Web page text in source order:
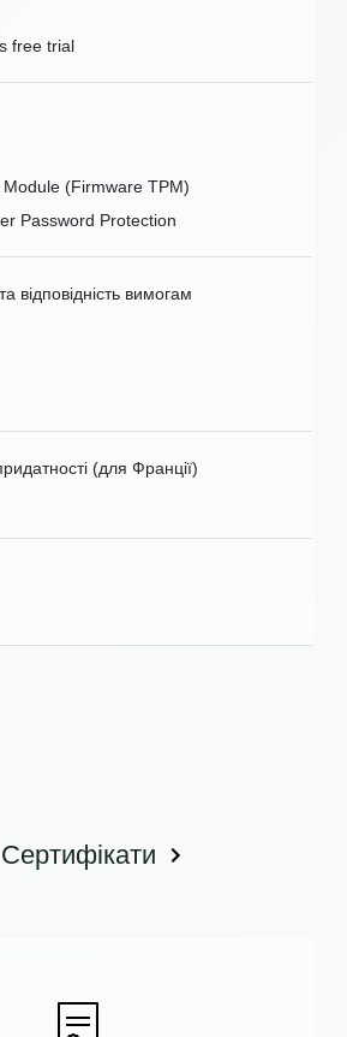
free trial
(Firmware TPM)
Password Protection
відповідність вимогам
(для Франції)
Сертифікати